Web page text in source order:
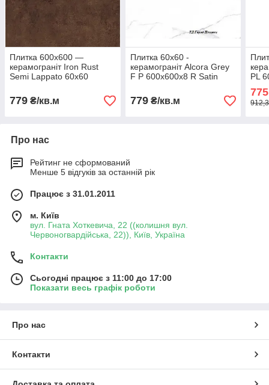
Плитка 600х600 —
керамограніт Iron Rust
Semi Lappato 60x60
779 ₴/кв.м
Плитка 60х60 -
керамограніт Alcora Grey
F P 600x600x8 R Satin
779₴/кв.м
PL
Про нас
Рейтинг не сформований
Менше 5 відгуків за останній рік
Працює з 31.01.2011
м. Київ
вул. Гната Хоткевича, 22 ((колишня вул.
Червоногвардійська, 22)), Київ, Україна
Контакти
Сьогодні працює з 11:00 до 17:00
Показати весь графік роботи
Про нас
Контакти